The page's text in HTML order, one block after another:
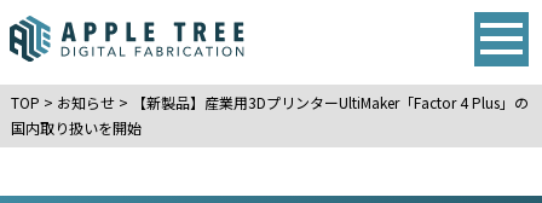
TOP > お知らせ>
【新製品】産業用3DプリンターUltiMaker「Factor 4 Plus」の
国内取り扱いを開始